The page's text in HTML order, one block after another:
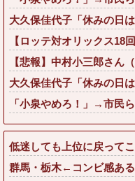
大久保佳代子「休みの日
【ロッテ対オリックス18
【悲報】中村小三郎さん
大久保佳代子「休みの日
「小泉やめろ！」→市民
低迷しても上位に戻って
群馬・栃木←コンビ感あ